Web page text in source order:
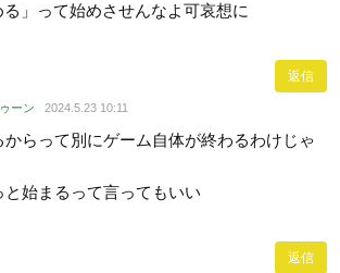
る」って始めさせんなよ可哀想に
返信
ーン 2024.5.23 10:11
からって別にゲーム自体が終わるわけじゃ
と始まるって言ってもいい
返信